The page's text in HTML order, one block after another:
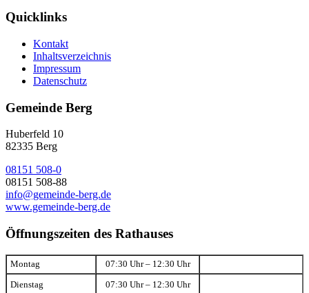
Quicklinks
Kontakt
Inhaltsverzeichnis
Impressum
Datenschutz
Gemeinde Berg
Huberfeld 10
82335 Berg
08151 508-0
08151 508-88
info@gemeinde-berg.de
www.gemeinde-berg.de
Öffnungszeiten des Rathauses
Montag 07:30 Uhr – 12:30 Uhr
Dienstag 07:30 Uhr – 12:30 Uhr